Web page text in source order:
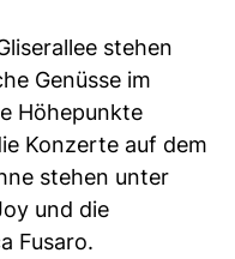
stehen
Genüsse im
Höhepunkte
Konzerte auf dem
stehen unter
und die
Fusaro.